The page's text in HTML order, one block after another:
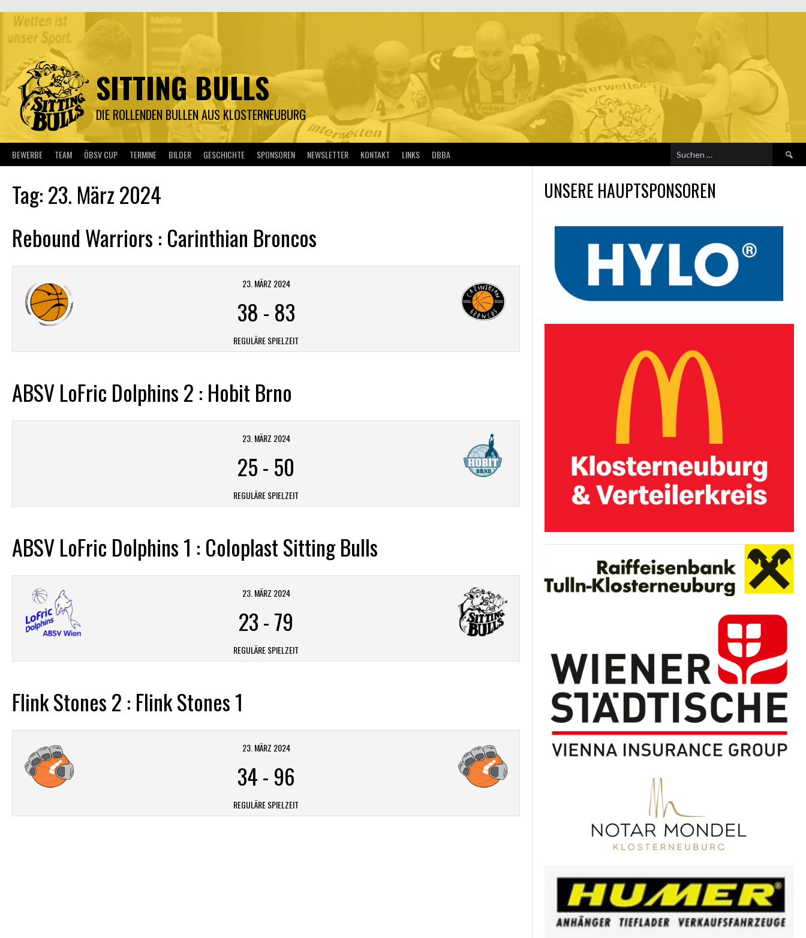
zum
Inhalt
SITTING BULLS
DIE ROLLENDEN BULLEN AUS KLOSTERNEUBURG
BEWERBE TEAM ÖBSV CUP TERMINE BILDER GESCHICHTE SPONSOREN NEWSLETTER KONTAKT LINKS DBBA
Suchen
nach:
Tag:23. März 2024
Rebound Warriors : Carinthian Broncos
23. MÄRZ 2024
38 - 83
REGULÄRE SPIELZEIT
ABSV LoFric Dolphins 2 : Hobit Brno
23. MÄRZ 2024
25- 50
REGULÄRE SPIELZEIT
ABSV LoFric Dolphins 1 : Coloplast Sitting Bulls
23. MÄRZ 2024
23-79
REGULÄRE SPIELZEIT
Flink Stones 2 : Flink Stones 1
23. MÄRZ 2024
34- 96
REGULÄRE SPIELZEIT
UNSERE HAUPTSPONSOREN